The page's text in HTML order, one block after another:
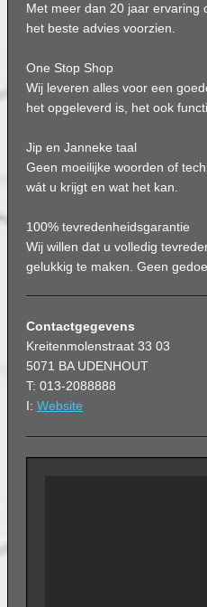
Met meer dan 20 jaar ervaring
het beste advies voorzien.
One Stop Shop
Wij leveren alles voor een
het opgeleverd is, het ook
Jip en Janneke taal
Geen moeilijke woorden of
wát u krijgt en wat het kan.
100% tevredenheidsgarantie
Wij willen dat u volledig
gelukkig te maken. Geen
Contactgegevens
Kreitenmolenstraat 33 03
5071 BA UDENHOUT
T: 013-2088888
I: Website